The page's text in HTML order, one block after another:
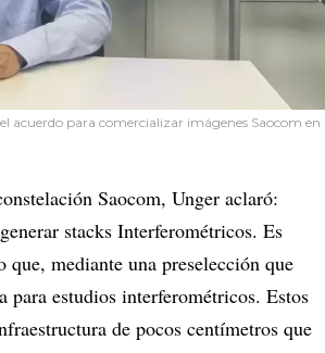
acuerdo para comercializar imágenes Saocom en
Saocom, Unger aclaró:
stacks Interferométricos. Es
que, mediante una preselección que
estudios interferométricos. Estos
de pocos centímetros que